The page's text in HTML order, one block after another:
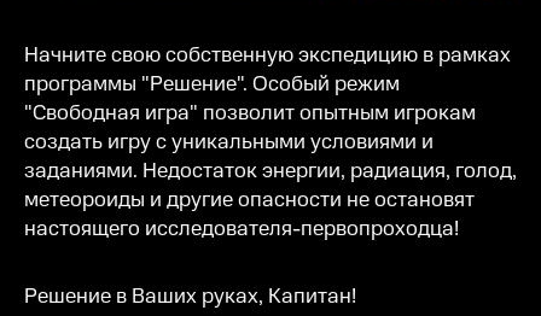
Начните свою собственную экспедицию в рамках
программы "Решение". Особый режим
"Свободная игра" позволит опытным игрокам
создать игру с уникальными условиями и
заданиями. Недостаток энергии, радиация, голод,
метеороиды и другие опасности не остановят
настоящего исследователя-первопроходца!
Решение в Ваших руках, Капитан!